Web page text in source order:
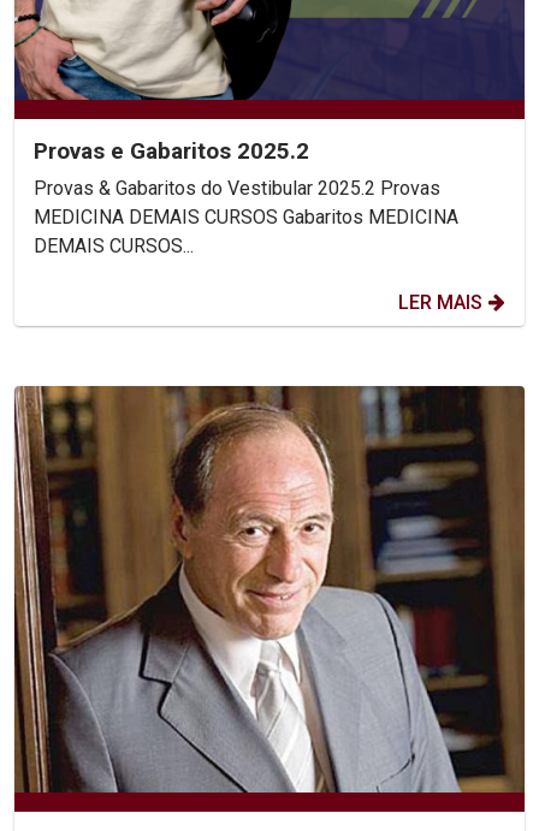
Provas e Gabaritos 2025.2
Provas & Gabaritos do Vestibular 2025.2 Provas
MEDICINA DEMAIS CURSOS Gabaritos MEDICINA
DEMAIS CURSOS...
LER MAIS